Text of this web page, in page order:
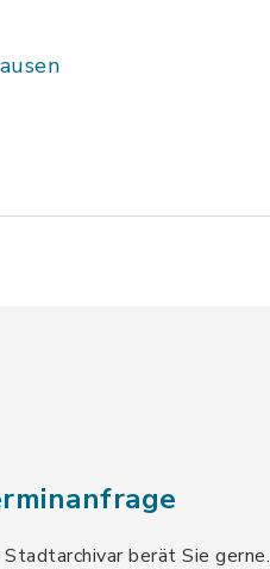
Stadtarchivar berät Sie gerne.